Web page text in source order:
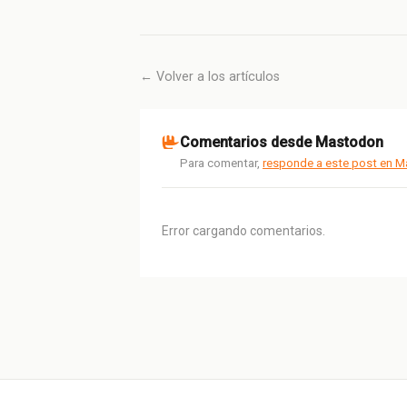
← Volver a los artículos
Comentarios desde Mastodon
Para comentar, responde a este post en
Error cargando comentarios.